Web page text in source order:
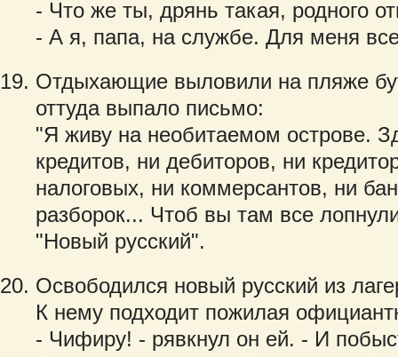
- Что же ты, дрянь такая, родного
- А я, папа, на службе. Для меня
Отдыхающие выловили на пляже
оттуда выпало письмо:
"Я живу на необитаемом острове.
кредитов, ни дебиторов, ни
налоговых, ни коммерсантов, ни
разборок... Чтоб вы там все
"Новый русский".
Освободился новый русский из
К нему подходит пожилая
- Чифиру! - рявкнул он ей. - И